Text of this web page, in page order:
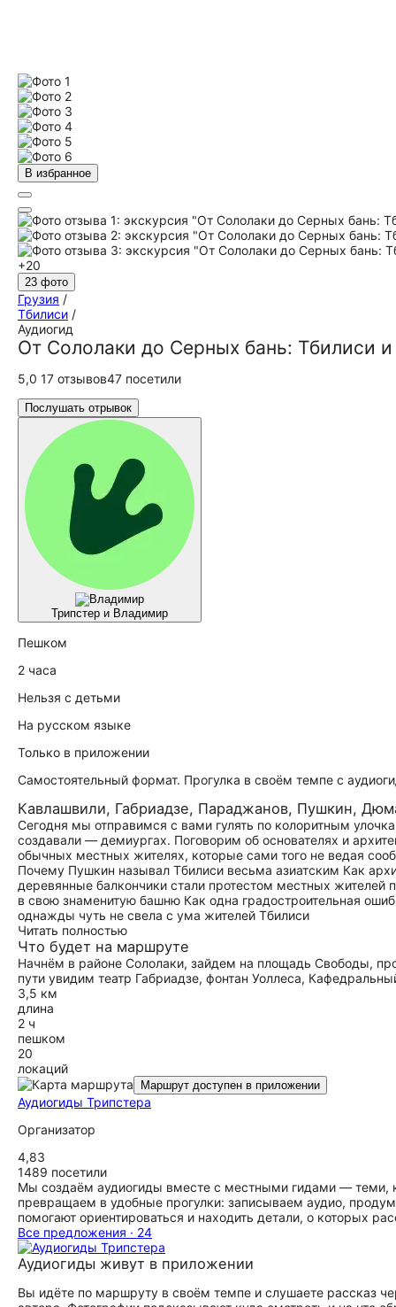
В избранное
+20
23 фото
Грузия /
Тбилиси /
Аудиогид
От Сололаки до Серных бань: Тбилиси
5,0 17 отзывов47 посетили
Послушать отрывок
Трипстер и Владимир
Пешком
2 часа
Нельзя с детьми
На русском языке
Только в приложении
Самостоятельный формат. Прогулка в своём темпе с
Кавлашвили, Габриадзе, Параджанов, Пушкин,
Сегодня мы отправимся с вами гулять по колоритным
создавали — демиургах. Поговорим об основателях и
обычных местных жителях, которые сами того не ведая
Почему Пушкин называл Тбилиси весьма азиатским Как
деревянные балкончики стали протестом местных
в свою знаменитую башню Как одна градостроительная
однажды чуть не свела с ума жителей Тбилиси
Читать полностью
Что будет на маршруте
Начнём в районе Сололаки, зайдем на площадь Свободы,
пути увидим театр Габриадзе, фонтан Уоллеса,
3,5 км
длина
2 ч
пешком
20
локаций
Маршрут доступен в приложении
Аудиогиды Трипстера
Организатор
4,83
1489 посетили
Мы создаём аудиогиды вместе с местными гидами — теми,
превращаем в удобные прогулки: записываем аудио,
помогают ориентироваться и находить детали, о которых
Все предложения · 24
Аудиогиды живут в приложении
Вы идёте по маршруту в своём темпе и слушаете рассказ